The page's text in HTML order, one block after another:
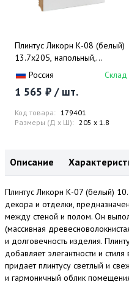
Плинтус Ликорн К-08 (белый)
13.7x205, напольный,
крашенный, МДФ, с кабель-
Россия Склад
1 565 ₽ / шт.
Код товара: 179401
Размеры (Д x Ш): 205 x 1.8
Описание
Плинтус Ликорн К-07 (белый)
декора и отделки,
между стеной и полом. Он
(массивная
и долговечность изделия.
добавляет элегантности и
придает плинтусу светлый и
и гармоничный облик